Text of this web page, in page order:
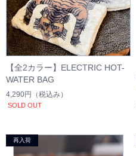
【全2カラー】ELECTRIC HOT-
WATER BAG
4,290円 （税込み）
SOLD OUT